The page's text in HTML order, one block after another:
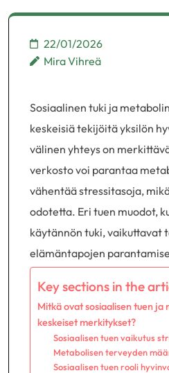
22/01/2026
Mira Vihreä
Sosiaalinen tuki ja
keskeisiä tekijöitä yksilön
välinen yhteys on
verkosto voi parantaa
vähentää stressitasoja,
odotetta. Eri tuen muodot,
käytännön tuki, vaikuttavat
elämäntapojen
Key sections in the
Mitkä ovat sosiaalisen tuen
keskeiset merkitykset?
Sosiaalisen tuen vaikutus
Metabolisen terveyden
Sosiaalisen tuen rooli